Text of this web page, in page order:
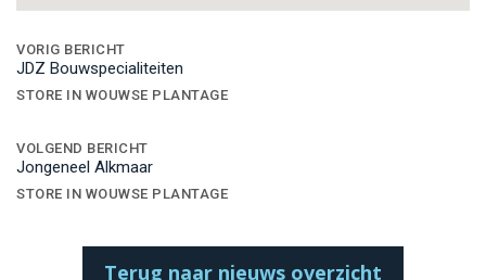
navigatie
VORIG BERICHT
JDZ Bouwspecialiteiten
STORE IN WOUWSE PLANTAGE
VOLGEND BERICHT
Jongeneel Alkmaar
STORE IN WOUWSE PLANTAGE
Terug naar nieuws overzicht